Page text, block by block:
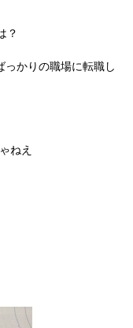
？
かりの職場に転職し
ねえ